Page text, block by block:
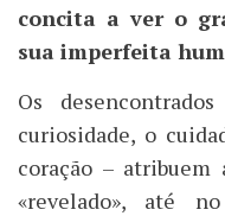
concita a ver o
sua imperfeita
Os
curiosidade, o
coração –
«revelado», até